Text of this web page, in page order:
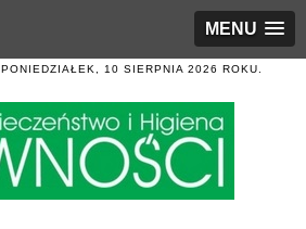
MENU
PONIEDZIAŁEK, 10 SIERPNIA 2026 ROKU.